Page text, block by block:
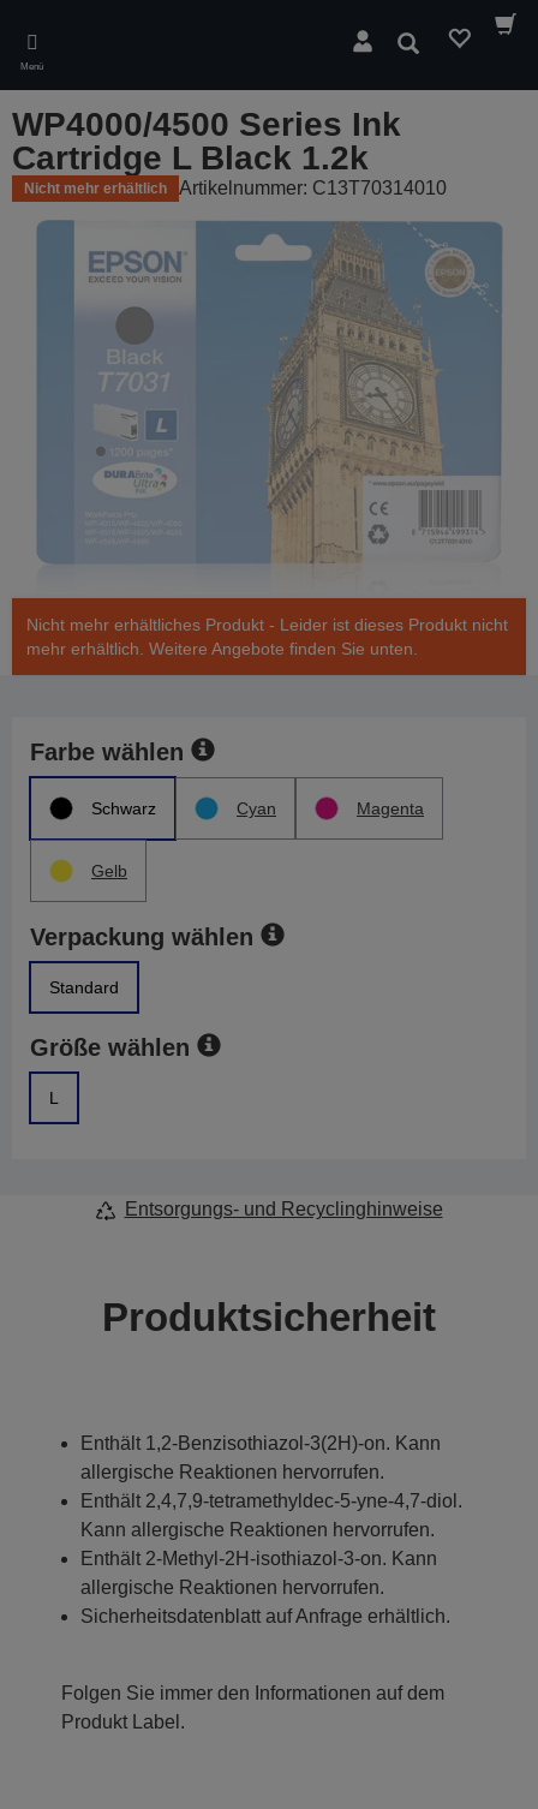
main
content
Menü
Suchen
WP4000/4500 Series Ink
Cartridge L Black 1.2k
Nicht mehr erhältlich Artikelnummer: C13T70314010
Nicht mehr erhältliches Produkt - Leider ist dieses Produkt nicht
mehr erhältlich. Weitere Angebote finden Sie unten.
Farbe wählen
Schwarz Cyan Magenta
Gelb
Verpackung wählen
Standard
Größe wählen
L
Entsorgungs- und Recyclinghinweise
Produktsicherheit
Enthält 1,2-Benzisothiazol-3(2H)-on. Kann
allergische Reaktionen hervorrufen.
Enthält 2,4,7,9-tetramethyldec-5-yne-4,7-diol.
Kann allergische Reaktionen hervorrufen.
Enthält 2-Methyl-2H-isothiazol-3-on. Kann
allergische Reaktionen hervorrufen.
Sicherheitsdatenblatt auf Anfrage erhältlich.
Folgen Sie immer den Informationen auf dem
Produkt Label.